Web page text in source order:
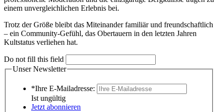
einem unvergleichlichen Erlebnis bei.
Trotz der Größe bleibt das Miteinander familiär und freundschaftlich
– ein Community-Gefühl, das Obertauern in den letzten Jahren
Kultstatus verliehen hat.
Do not fill this field
Unser Newsletter
*Ihre E-Mailadresse:
Ist ungültig
Jetzt abonnieren